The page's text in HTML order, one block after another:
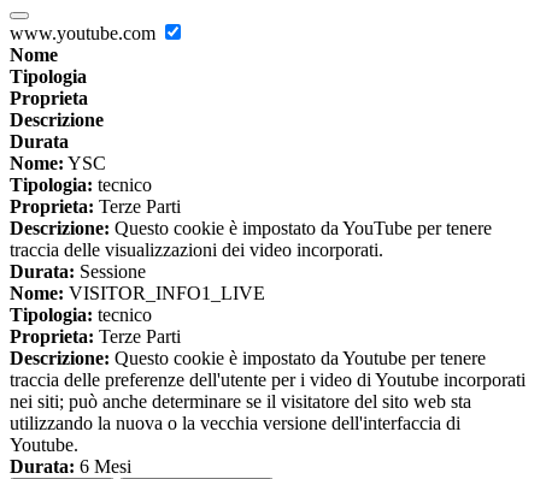
www.youtube.com
Nome
Tipologia
Proprieta
Descrizione
Durata
Nome: YSC
Tipologia: tecnico
Proprieta: Terze Parti
Descrizione: Questo cookie è impostato da YouTube per tenere
traccia delle visualizzazioni dei video incorporati.
Durata: Sessione
Nome: VISITOR_INFO1_LIVE
Tipologia: tecnico
Proprieta: Terze Parti
Descrizione: Questo cookie è impostato da Youtube per tenere
traccia delle preferenze dell'utente per i video di Youtube incorporati
nei siti; può anche determinare se il visitatore del sito web sta
utilizzando la nuova o la vecchia versione dell'interfaccia di
Youtube.
Durata: 6 Mesi